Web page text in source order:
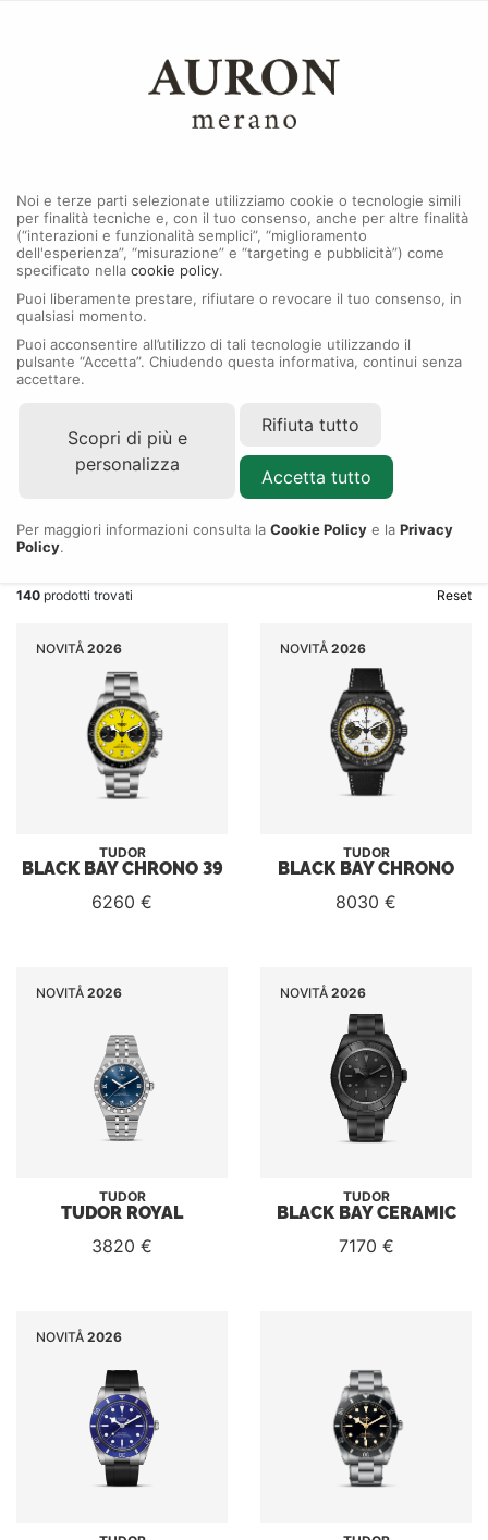
140 prodotti trovati Reset
NOVITÅ 2026
TUDOR
BLACK BAY CHRONO 39
6260 €
NOVITÅ 2026
TUDOR
BLACK BAY CHRONO
8030 €
NOVITÅ 2026
TUDOR
TUDOR ROYAL
3820 €
NOVITÅ 2026
TUDOR
BLACK BAY CERAMIC
7170 €
NOVITÅ 2026
Noi e terze parti selezionate utilizziamo cookie o tecnologie simili
per finalità tecniche e, con il tuo consenso, anche per altre finalità
(“interazioni e funzionalità semplici”, “miglioramento
dell'esperienza”, “misurazione” e “targeting e pubblicità”) come
specificato nella cookie policy.
Puoi liberamente prestare, rifiutare o revocare il tuo consenso, in
qualsiasi momento.
Puoi acconsentire all’utilizzo di tali tecnologie utilizzando il
pulsante “Accetta”. Chiudendo questa informativa, continui senza
accettare.
Scopri di più e
personalizza
Rifiuta tutto
Accetta tutto
Per maggiori informazioni consulta la Cookie Policy e la Privacy
Policy.